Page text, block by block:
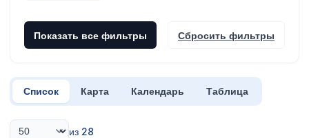
Показать все фильтры Сбросить фильтры
Список Карта Календарь Таблица
из 28